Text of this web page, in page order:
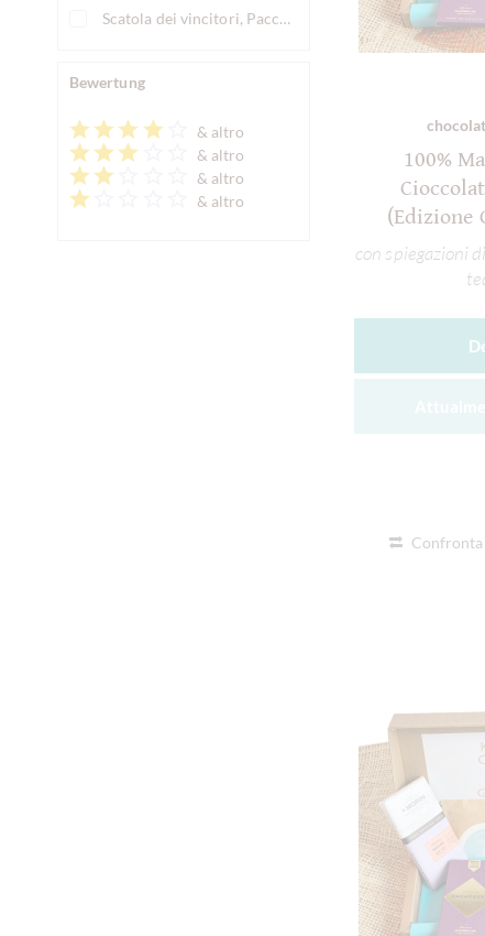
Scatola dei vincitori, Pacchetto vincitore del cioccolato
Bewertung
& altro
& altro
& altro
& altro
100%
(Edizione
con spiegazioni
Confronta